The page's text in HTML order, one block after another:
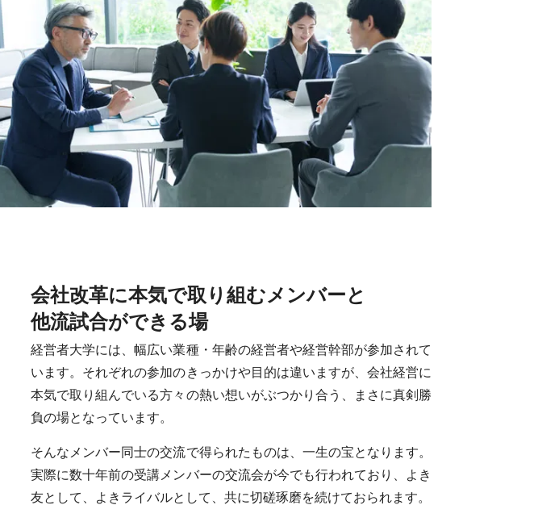
会社改革に本気で取り組むメンバーと
他流試合ができる場
経営者大学には、幅広い業種・年齢の経営者や経営幹部が参加されて
います。それぞれの参加のきっかけや目的は違いますが、会社経営に
本気で取り組んでいる方々の熱い想いがぶつかり合う、まさに真剣勝
負の場となっています。
そんなメンバー同士の交流で得られたものは、一生の宝となります。
実際に数十年前の受講メンバーの交流会が今でも行われており、よき
友として、よきライバルとして、共に切磋琢磨を続けておられます。